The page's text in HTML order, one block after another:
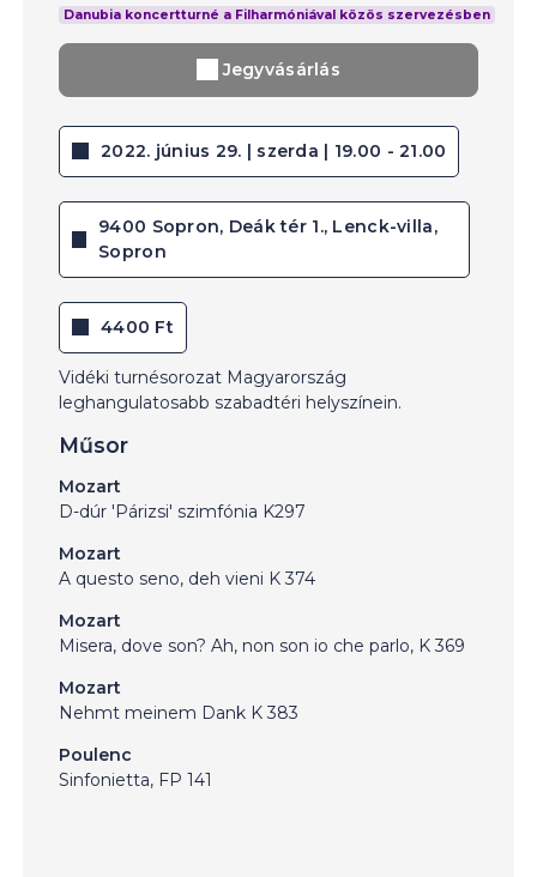
Danubia koncertturné a Filharmóniával közös szervezésben
Jegyvásárlás
2022. június 29. | szerda | 19.00 - 21.00
9400 Sopron, Deák tér 1., Lenck-villa,
Sopron
4400 Ft
Vidéki turnésorozat Magyarország
leghangulatosabb szabadtéri helyszínein.
Műsor
Mozart
D-dúr 'Párizsi' szimfónia K297
Mozart
A questo seno, deh vieni K 374
Mozart
Misera, dove son? Ah, non son io che parlo, K 369
Mozart
Nehmt meinem Dank K 383
Poulenc
Sinfonietta, FP 141